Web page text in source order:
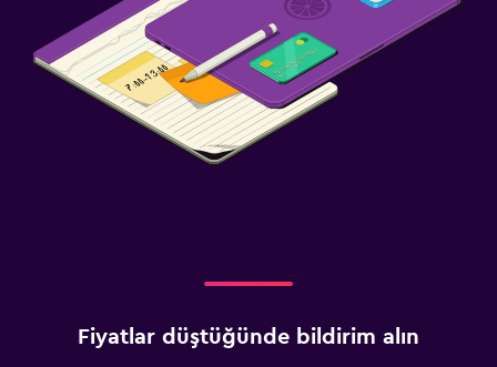
Fiyatlar düştüğünde bildirim alın